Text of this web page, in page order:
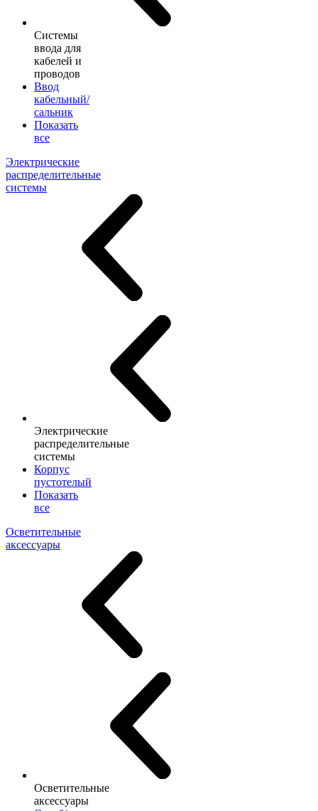
Системы
ввода для
кабелей и
проводов
Ввод
кабельный/
сальник
Показать
все
Электрические
распределительные
системы
Электрические
распределительные
системы
Корпус
пустотелый
Показать
все
Осветительные
аксессуары
Осветительные
аксессуары